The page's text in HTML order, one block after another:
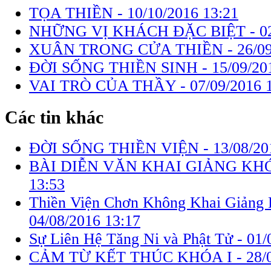
TỌA THIỀN - 10/10/2016 13:21
NHỮNG VỊ KHÁCH ĐẶC BIỆT -
XUÂN TRONG CỬA THIỀN - 26/
ĐỜI SỐNG THIỀN SINH - 15/09/
VAI TRÒ CỦA THẦY - 07/09/2016
Các tin khác
ĐỜI SỐNG THIỀN VIỆN - 13/08/
BÀI DIỄN VĂN KHAI GIẢNG
13:53
Thiền Viện Chơn Không Khai Giảng
04/08/2016 13:17
Sự Liên Hệ Tăng Ni và Phật Tử - 01/
CẢM TỪ KẾT THÚC KHÓA I - 28/